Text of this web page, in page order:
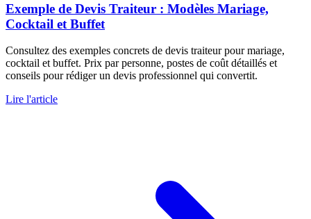
Exemple de Devis Traiteur : Modèles Mariage,
Cocktail et Buffet
Consultez des exemples concrets de devis traiteur pour mariage,
cocktail et buffet. Prix par personne, postes de coût détaillés et
conseils pour rédiger un devis professionnel qui convertit.
Lire l'article